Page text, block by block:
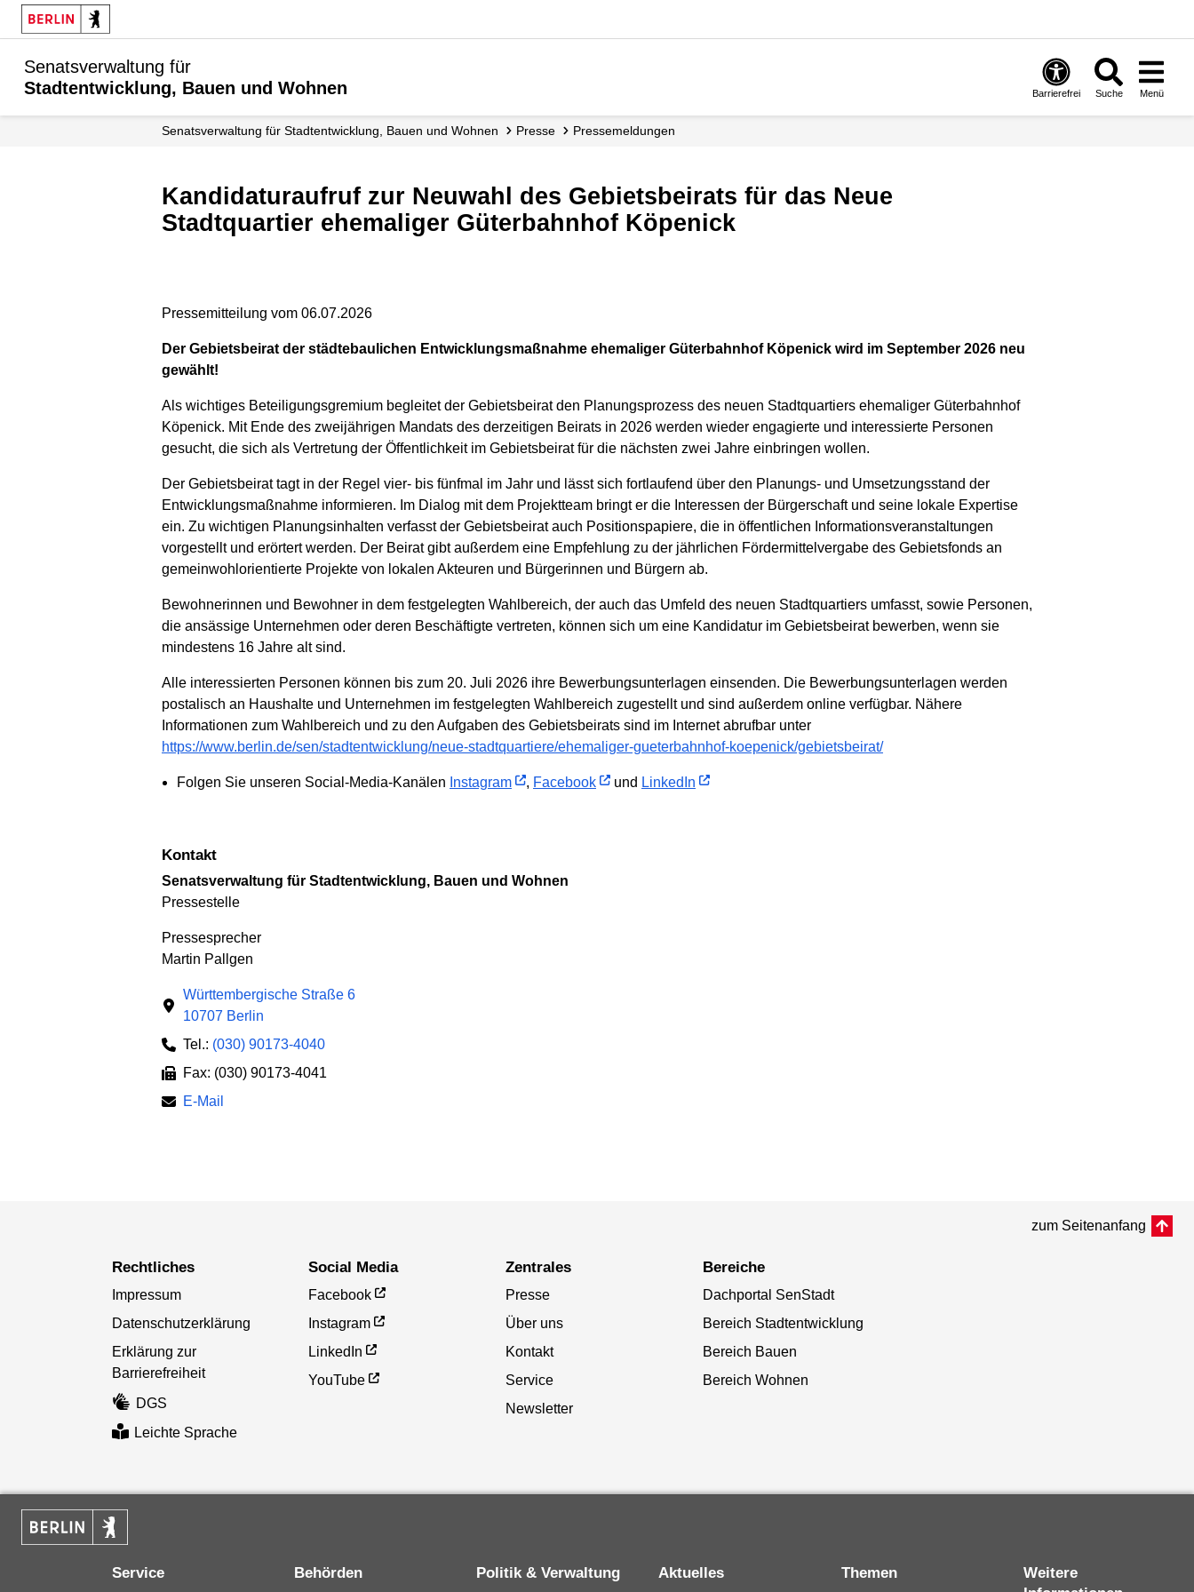
Senatsverwaltung für
Stadtentwicklung, Bauen und Wohnen
Barrierefrei Suche Menü
Senats­verwaltung für Stadtentwicklung, Bauen und Wohnen Presse Pressemeldungen
Kandidaturaufruf zur Neuwahl des Gebietsbeirats für das Neue
Stadtquartier ehemaliger Güterbahnhof Köpenick
Pressemitteilung vom 06.07.2026
Der Gebietsbeirat der städtebaulichen Entwicklungsmaßnahme ehemaliger Güterbahnhof Köpenick wird im September 2026 neu
gewählt!
Als wichtiges Beteiligungsgremium begleitet der Gebietsbeirat den Planungsprozess des neuen Stadtquartiers ehemaliger Güterbahnhof
Köpenick. Mit Ende des zweijährigen Mandats des derzeitigen Beirats in 2026 werden wieder engagierte und interessierte Personen
gesucht, die sich als Vertretung der Öffentlichkeit im Gebietsbeirat für die nächsten zwei Jahre einbringen wollen.
Der Gebietsbeirat tagt in der Regel vier- bis fünfmal im Jahr und lässt sich fortlaufend über den Planungs- und Umsetzungsstand der
Entwicklungsmaßnahme informieren. Im Dialog mit dem Projektteam bringt er die Interessen der Bürgerschaft und seine lokale Expertise
ein. Zu wichtigen Planungsinhalten verfasst der Gebietsbeirat auch Positionspapiere, die in öffentlichen Informationsveranstaltungen
vorgestellt und erörtert werden. Der Beirat gibt außerdem eine Empfehlung zu der jährlichen Fördermittelvergabe des Gebietsfonds an
gemeinwohlorientierte Projekte von lokalen Akteuren und Bürgerinnen und Bürgern ab.
Bewohnerinnen und Bewohner in dem festgelegten Wahlbereich, der auch das Umfeld des neuen Stadtquartiers umfasst, sowie Personen,
die ansässige Unternehmen oder deren Beschäftigte vertreten, können sich um eine Kandidatur im Gebietsbeirat bewerben, wenn sie
mindestens 16 Jahre alt sind.
Alle interessierten Personen können bis zum 20. Juli 2026 ihre Bewerbungsunterlagen einsenden. Die Bewerbungsunterlagen werden
postalisch an Haushalte und Unternehmen im festgelegten Wahlbereich zugestellt und sind außerdem online verfügbar. Nähere
Informationen zum Wahlbereich und zu den Aufgaben des Gebietsbeirats sind im Internet abrufbar unter
https://www.berlin.de/sen/stadtentwicklung/neue-stadtquartiere/ehemaliger-gueterbahnhof-koepenick/gebietsbeirat/
Folgen Sie unseren Social-Media-Kanälen Instagram , Facebook und LinkedIn
Kontakt
Senatsverwaltung für Stadt­ent­wicklung, Bauen und Wohnen
Pressestelle
Presse­sprecher
Martin Pallgen
Württembergische Straße 6
10707 Berlin
Tel.: (030) 90173-4040
Fax: (030) 90173-4041
E-Mail
zum Seitenanfang
Rechtliches
Impressum
Datenschutzerklärung
Erklärung zur
Barrierefreiheit
DGS
Leichte Sprache
Social Media
Facebook
Instagram
LinkedIn
YouTube
Zentrales
Presse
Über uns
Kontakt
Service
Newsletter
Bereiche
Dachportal SenStadt
Bereich Stadtentwicklung
Bereich Bauen
Bereich Wohnen
Service Behörden Politik & Verwaltung Aktuelles Themen
Weitere